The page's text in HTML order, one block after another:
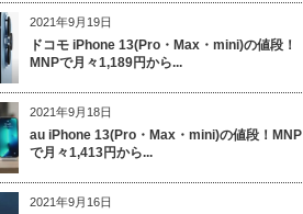
2021年9月19日
ドコモ iPhone 13(Pro・Max・mini)の値段！
MNPで月々1,189円から...
2021年9月18日
au iPhone 13(Pro・Max・mini)の値段！MNP
で月々1,413円から...
2021年9月16日